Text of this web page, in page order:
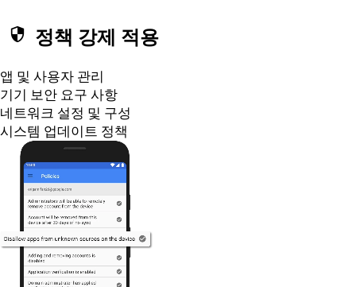
security 정책 강제 적용
앱 및 사용자 관리
기기 보안 요구 사항
네트워크 설정 및 구성
시스템 업데이트 정책